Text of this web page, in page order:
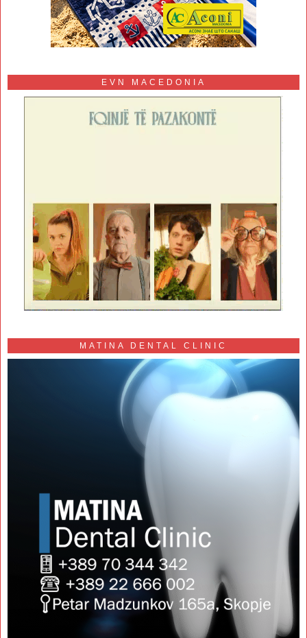
EVN MACEDONIA
MATINA DENTAL CLINIC